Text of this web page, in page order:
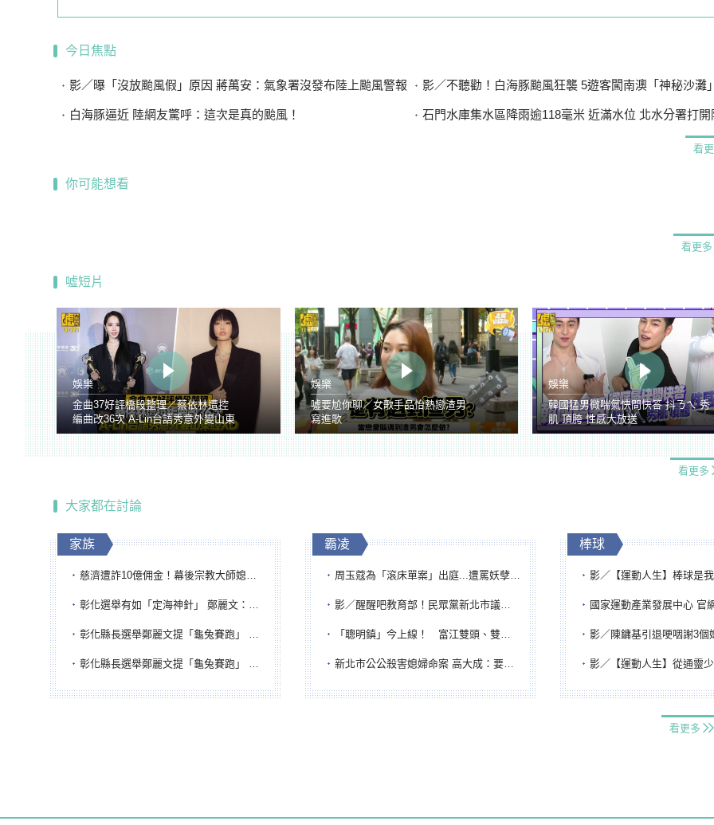
今日焦點
影／曝「沒放颱風假」原因 蔣萬安：氣象署沒發布陸上颱風警報 影／不聽勸！白海豚颱風狂襲 5遊客闖南澳「神秘沙灘」最高
白海豚逼近 陸網友驚呼：這次是真的颱風！ 石門水庫集水區降雨逾118毫米 近滿水位 北水分署打開阿姆坪
看
你可能想看
看更多
噓短片
娛樂
金曲37好評橋段整理／蔡依林遭控
編曲改36次 A-Lin台語秀意外變山東
腔
娛樂
噓要尬你聊／女歌手品怡熱戀渣男
寫進歌
娛樂
韓國猛男微喘氣快問快答 抖ㄋㄟ 秀
肌 頂胯 性感大放送
看更多
大家都在討論
家族
慈濟遭詐10億佣金！幕後宗教大師媳婦獲100萬交保...快步奔離不發一語
彰化選舉有如「定海神針」 鄭麗文：傾全黨之力讓彰化贏
彰化縣長選舉鄭麗文提「龜兔賽跑」 綠營、無黨籍忙否認是烏龜
彰化縣長選舉鄭麗文提「龜兔賽跑」 綠營、無黨籍忙否認是烏龜
霸凌
周玉蔻為「滾床單案」出庭...遭罵妖孽下地獄 張淑娟批：舌頭殺人有罪
影／醒醒吧教育部！民眾黨新北市議員參選人提出校園反毒防線升級政見
「聰明鎮」今上線！ 富江雙頭、雙一、人頭氣球全登場
新北市公公殺害媳婦命案 高大成：要害殺多刀顯示怨恨深
棒球
影／【運動人生】棒球是我一生志業！李文傳回嘉義
國家運動產業發展中心 官網與品牌識
影／陳鏞基引退哽咽謝3個媽媽 最大
影／【運動人生】從通靈少女到無任所大使 劉柏君
看更多